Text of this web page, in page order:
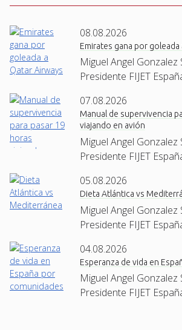
08.08.2026
Emirates gana por goleada
Miguel Angel Gonzalez
Presidente FIJET
07.08.2026
Manual de supervivencia
viajando en avión
Miguel Angel Gonzalez
Presidente FIJET
05.08.2026
Dieta Atlántica vs
Miguel Angel Gonzalez
Presidente FIJET
04.08.2026
Esperanza de vida en
Miguel Angel Gonzalez
Presidente FIJET